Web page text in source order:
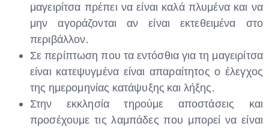
μαγειρίτσα πρέπει να είναι καλά πλυμένα και να
μην αγοράζονται αν είναι εκτεθειμένα στο
περιβάλλον.
Σε περίπτωση που τα εντόσθια για τη μαγειρίτσα
είναι κατεψυγμένα είναι απαραίτητος ο έλεγχος
της ημερομηνίας κατάψυξης και λήξης.
Στην εκκλησία τηρούμε αποστάσεις και
προσέχουμε τις λαμπάδες που μπορεί να είναι